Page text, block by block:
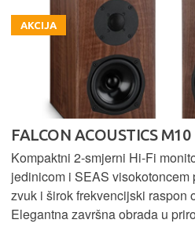
AKCIJA
FALCON ACOUSTICS M10
Kompaktni 2-smjerni Hi-Fi
jedinicom i SEAS visokotoncem
zvuk i širok frekvencijski raspon
Elegantna završna obrada u